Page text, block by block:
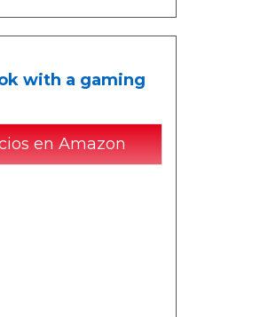
with a gaming
en Amazon